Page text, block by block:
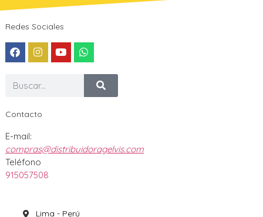
Redes Sociales
Contacto
E-mail:
compras@distribuidoragelvis.com
Teléfono
915057508
Lima - Perú